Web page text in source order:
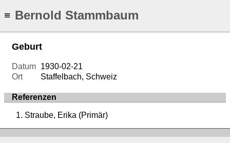
≡ Bernold Stammbaum
Geburt
Datum 1930-02-21
Ort
Staffelbach, Schweiz
Referenzen
Straube, Erika (Primär)